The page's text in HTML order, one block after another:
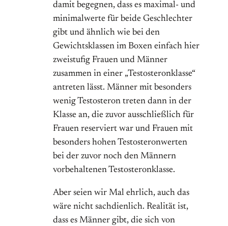
damit begegnen, dass es maximal- und
minimalwerte für beide Geschlechter
gibt und ähnlich wie bei den
Gewichtsklassen im Boxen einfach hier
zweistufig Frauen und Männer
zusammen in einer „Testosteronklasse“
antreten lässt. Männer mit besonders
wenig Testosteron treten dann in der
Klasse an, die zuvor ausschließlich für
Frauen reserviert war und Frauen mit
besonders hohen Testosteronwerten
bei der zuvor noch den Männern
vorbehaltenen Testosteronklasse.
Aber seien wir Mal ehrlich, auch das
wäre nicht sachdienlich. Realität ist,
dass es Männer gibt, die sich von